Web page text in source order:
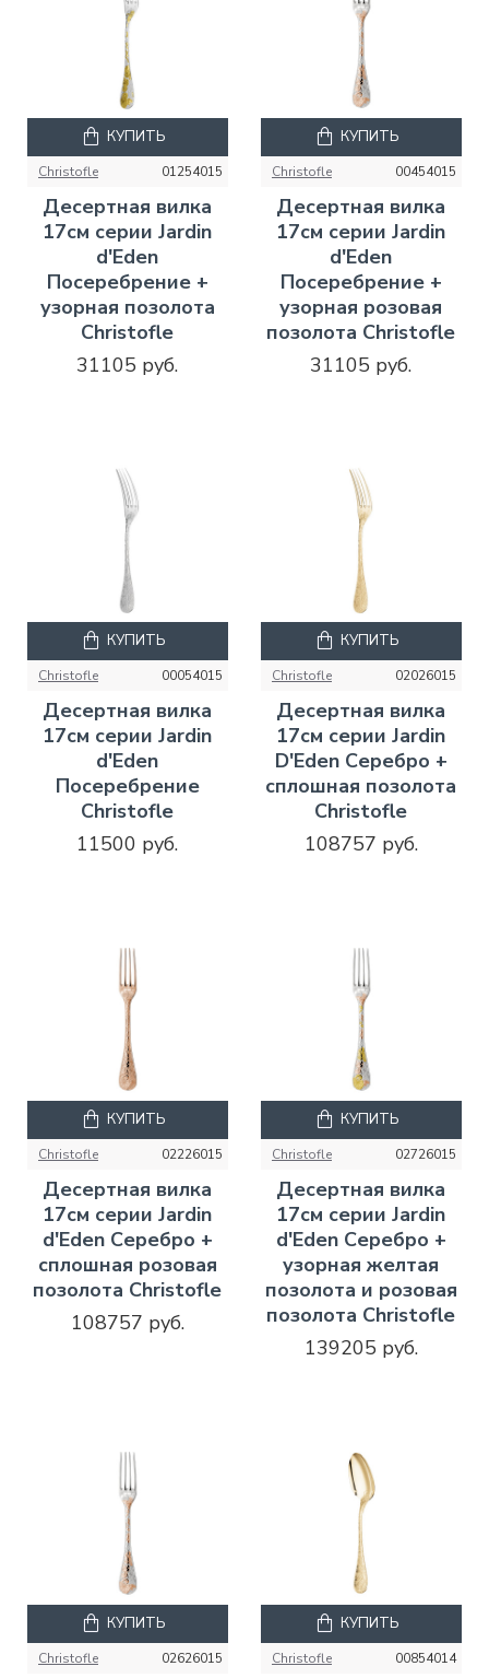
Christofle 01254015
Десертная вилка
17см серии Jardin
d'Eden
Посеребрение +
узорная позолота
Christofle
31105 руб.
КУПИТЬ
Christofle 00454015
Десертная вилка
17см серии Jardin
d'Eden
Посеребрение +
узорная розовая
позолота Christofle
31105 руб.
КУПИТЬ
Christofle 00054015
Десертная вилка
17см серии Jardin
d'Eden
Посеребрение
Christofle
11500 руб.
КУПИТЬ
Christofle 02026015
Десертная вилка
17см серии Jardin
D'Eden Серебро +
сплошная позолота
Christofle
108757 руб.
КУПИТЬ
Christofle 02226015
Десертная вилка
17см серии Jardin
d'Eden Серебро +
сплошная розовая
позолота Christofle
108757 руб.
КУПИТЬ
Christofle 02726015
Десертная вилка
17см серии Jardin
d'Eden Серебро +
узорная желтая
позолота и розовая
позолота Christofle
139205 руб.
КУПИТЬ
Christofle 02626015
КУПИТЬ
Christofle 00854014
КУПИТЬ